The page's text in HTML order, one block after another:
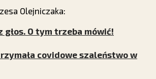
Olejniczaka:
głos. O tym trzeba mówić!
covidowe szaleństwo w